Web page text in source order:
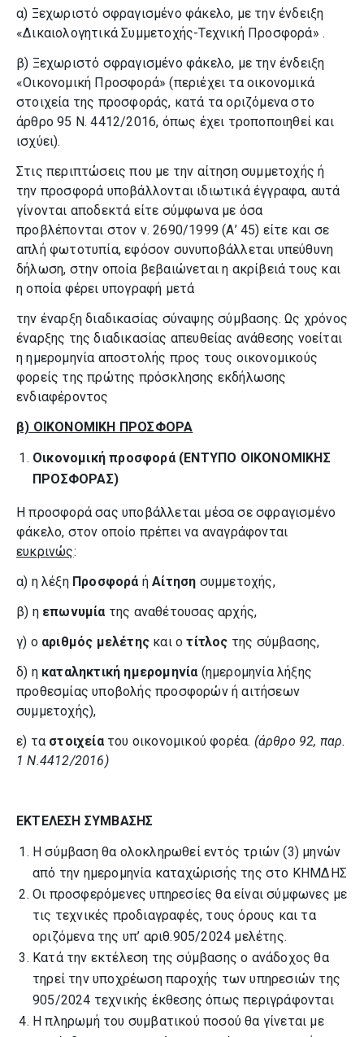
α) Ξεχωριστό σφραγισμένο φάκελο, με την ένδειξη
«Δικαιολογητικά Συμμετοχής-Τεχνική Προσφορά» .
β) Ξεχωριστό σφραγισμένο φάκελο, με την ένδειξη
«Οικονομική Προσφορά» (περιέχει τα οικονομικά
στοιχεία της προσφοράς, κατά τα οριζόμενα στο
άρθρο 95 Ν. 4412/2016, όπως έχει τροποποιηθεί και
ισχύει).
Στις περιπτώσεις που με την αίτηση συμμετοχής ή
την προσφορά υποβάλλονται ιδιωτικά έγγραφα, αυτά
γίνονται αποδεκτά είτε σύμφωνα με όσα
προβλέπονται στον ν. 2690/1999 (Α’ 45) είτε και σε
απλή φωτοτυπία, εφόσον συνυποβάλλεται υπεύθυνη
δήλωση, στην οποία βεβαιώνεται η ακρίβειά τους και
η οποία φέρει υπογραφή μετά
την έναρξη διαδικασίας σύναψης σύμβασης. Ως χρόνος
έναρξης της διαδικασίας απευθείας ανάθεσης νοείται
η ημερομηνία αποστολής προς τους οικονομικούς
φορείς της πρώτης πρόσκλησης εκδήλωσης
ενδιαφέροντος
β) ΟΙΚΟΝΟΜΙΚΗ ΠΡΟΣΦΟΡΑ
Οικονομική προσφορά (ΕΝΤΥΠΟ ΟΙΚΟΝΟΜΙΚΗΣ
ΠΡΟΣΦΟΡΑΣ)
Η προσφορά σας υποβάλλεται μέσα σε σφραγισμένο
φάκελο, στον οποίο πρέπει να αναγράφονται
ευκρινώς:
α) η λέξη ΠροσφοράήΑίτηση συμμετοχής,
β) η επωνυμίατης αναθέτουσας αρχής,
γ) ο αριθμός μελέτης και οτίτλος της σύμβασης,
δ) η καταληκτική ημερομηνία(ημερομηνία λήξης
προθεσμίας υποβολής προσφορών ή αιτήσεων
συμμετοχής),
ε) τα στοιχείατου οικονομικού φορέα. (άρθρο 92, παρ.
1 Ν.4412/2016)
ΕΚΤΕΛΕΣΗ ΣΥΜΒΑΣΗΣ
Η σύμβαση θα ολοκληρωθεί εντός τριών (3) μηνών
από την ημερομηνία καταχώρισής της στο ΚΗΜΔΗΣ
Οι προσφερόμενες υπηρεσίες θα είναι σύμφωνες με
τις τεχνικές προδιαγραφές, τους όρους και τα
οριζόμενα της υπ’ αριθ.905/2024 μελέτης.
Κατά την εκτέλεση της σύμβασης ο ανάδοχος θα
τηρεί την υποχρέωση παροχής των υπηρεσιών της
905/2024 τεχνικής έκθεσης όπως περιγράφονται
Η πληρωμή του συμβατικού ποσού θα γίνεται με